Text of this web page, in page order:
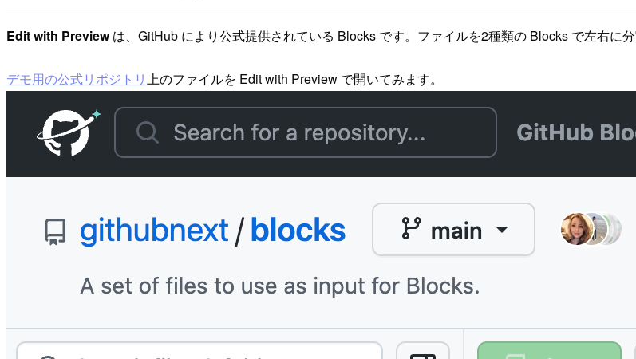
Edit with Previewは、GitHub により公式提供されている Blocks です。ファイルを2種類の Blocks で左右に
デモ用の公式リポジトリ上のファイルを Edit with Preview で開いてみます。